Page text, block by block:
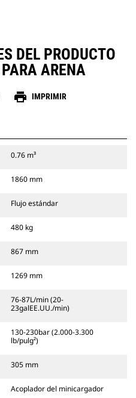
DEL PRODUCTO
ARENA
print IMPRIMIR
0.76 m³
1860 mm
Flujo estándar
480 kg
867 mm
1269 mm
76-87L/min (20-
23galEE.UU./min)
130-230bar (2.000-3.300
lb/pulg²)
305 mm
Acoplador del minicargador